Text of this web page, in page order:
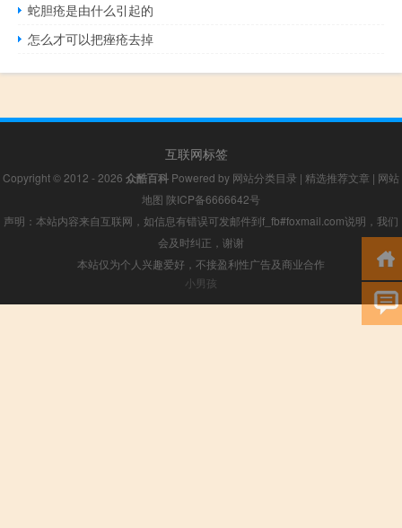
蛇胆疮是由什么引起的
怎么才可以把痤疮去掉
互联网标签
Copyright © 2012 - 2026 众酷百科 Powered by 网站分类目录 | 精选推荐文章 | 网站
地图 陕ICP备6666642号
声明：本站内容来自互联网，如信息有错误可发邮件到f_fb#foxmail.com说明，我们
会及时纠正，谢谢
本站仅为个人兴趣爱好，不接盈利性广告及商业合作
小男孩